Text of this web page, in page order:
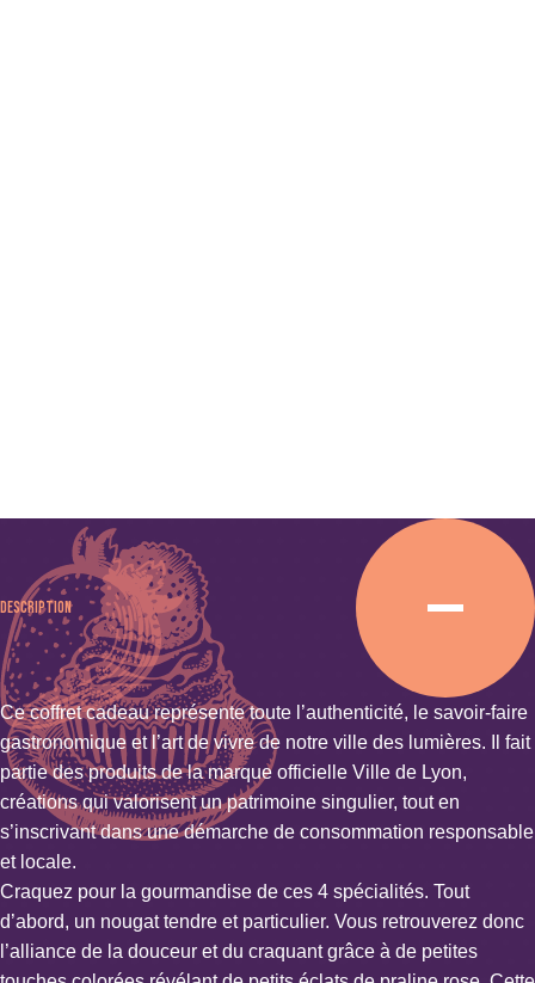
Description
Ce coffret cadeau représente toute l’authenticité, le savoir-faire
gastronomique et l’art de vivre de notre ville des lumières. Il fait
partie des produits de la marque officielle Ville de Lyon,
créations qui valorisent un patrimoine singulier, tout en
s’inscrivant dans une démarche de consommation responsable
et locale.
Craquez pour la gourmandise de ces 4 spécialités. Tout
d’abord, un nougat tendre et particulier. Vous retrouverez donc
l’alliance de la douceur et du craquant grâce à de petites